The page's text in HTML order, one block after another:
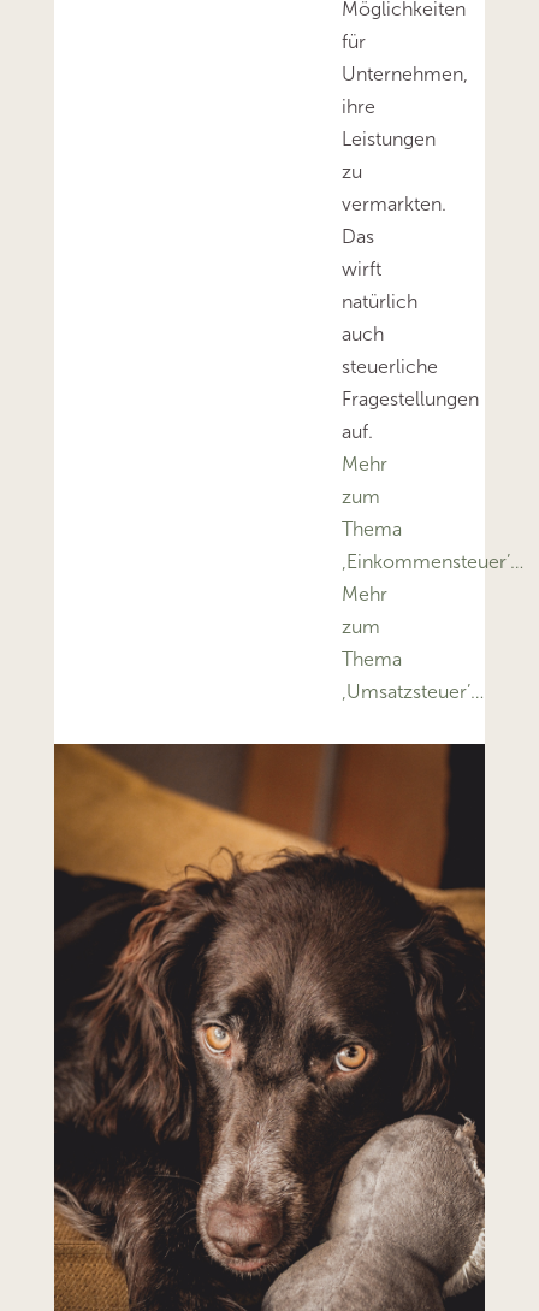
Möglichkeiten
für
Unternehmen,
ihre
Leistungen
zu
vermarkten.
Das
wirft
natürlich
auch
steuerliche
Fragestellungen
auf.
Mehr
zum
Thema
‚Einkommensteuer’…
Mehr
zum
Thema
‚Umsatzsteuer’…